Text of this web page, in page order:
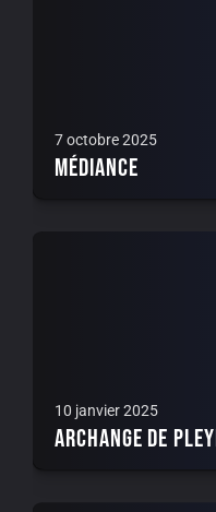
7 octobre 2025
Médiance
10 janvier 2025
Archange de